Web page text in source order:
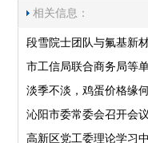
相关信息：
段雪院士团队与氟基新
市工信局联合商务局等
淡季不淡，鸡蛋价格缘
沁阳市委常委会召开会议
高新区党工委理论学习